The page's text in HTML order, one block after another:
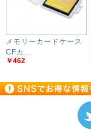
メモリーカードケース
CFカ...
￥462